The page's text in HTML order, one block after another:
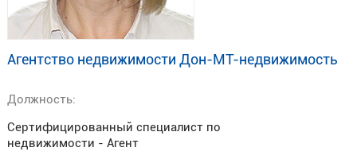
Агентство недвижимости Дон-МТ-недвижимость
Должность:
Сертифицированный специалист по
недвижимости - Агент